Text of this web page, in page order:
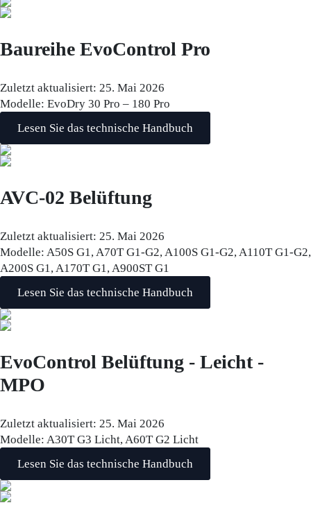
Baureihe EvoControl Pro
Zuletzt aktualisiert: 25. Mai 2026
Modelle: EvoDry 30 Pro – 180 Pro
Lesen Sie das technische Handbuch
AVC-02 Belüftung
Zuletzt aktualisiert: 25. Mai 2026
Modelle: A50S G1, A70T G1-G2, A100S G1-G2, A110T G1-G2,
A200S G1, A170T G1, A900ST G1
Lesen Sie das technische Handbuch
EvoControl Belüftung - Leicht -
MPO
Zuletzt aktualisiert: 25. Mai 2026
Modelle: A30T G3 Licht, A60T G2 Licht
Lesen Sie das technische Handbuch